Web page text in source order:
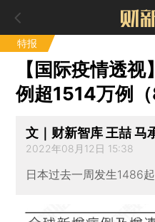
特报
【国际疫情透
例超1514万例（
文｜财新智库 王喆 马
2022年08月12日 15:38
日本过去一周发生1486